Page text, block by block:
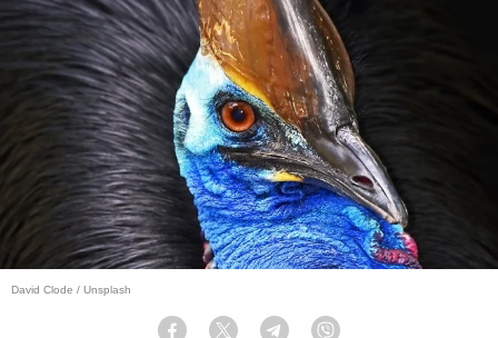
David Clode / Unsplash